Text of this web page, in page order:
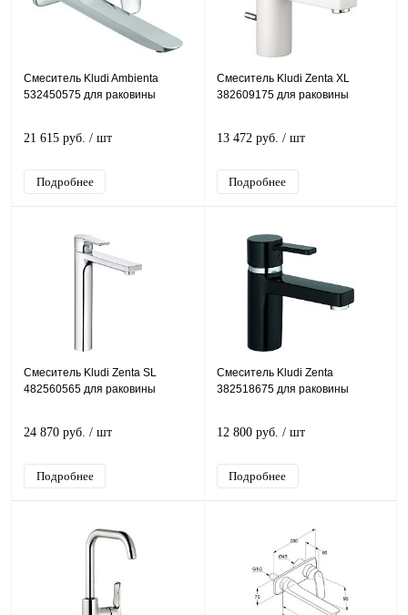
Смеситель Kludi Ambienta
532450575 для раковины
21 615 руб. / шт
Подробнее
Смеситель Kludi Zenta XL
382609175 для раковины
13 472 руб. / шт
Подробнее
Смеситель Kludi Zenta SL
482560565 для раковины
24 870 руб. / шт
Подробнее
Смеситель Kludi Zenta
382518675 для раковины
12 800 руб. / шт
Подробнее